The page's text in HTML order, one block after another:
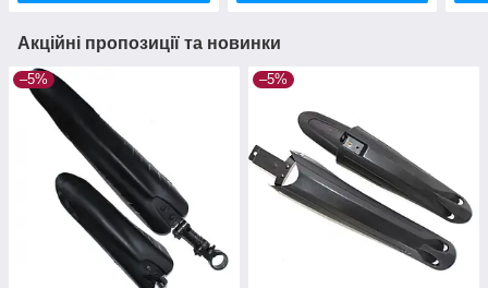
Акційні пропозиції та новинки
–5% –5%